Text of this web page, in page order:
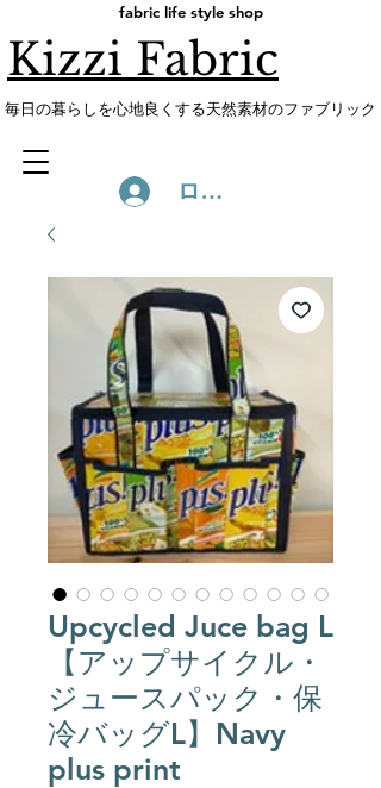
fabric life style shop
Kizzi Fabric
​毎日の暮らしを心地良くする天然素材のファブリック
ログイン
Upcycled Juce bag L
【アップサイクル・
ジュースパック・保
冷バッグL】Navy
plus print